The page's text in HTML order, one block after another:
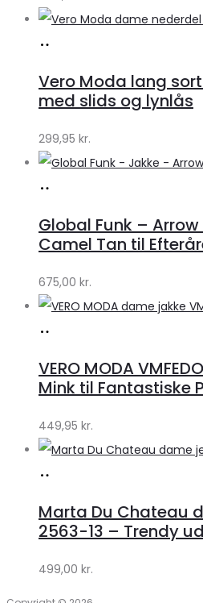
Klædeskabet.dk
Vero Moda lang
med slids og lynlås
299,95 kr.
Lykke
Lykke
Global Funk –
Camel Tan til
675,00 kr.
Klædeskabet.dk
VERO MODA
Mink til Fantastiske
449,95 kr.
Klædeskabet.dk
Marta Du Chateau
2563-13 – Trendy
499,00 kr.